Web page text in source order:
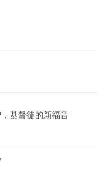
基督徒的新福音